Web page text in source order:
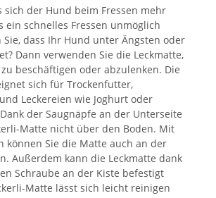
sich der Hund beim Fressen mehr
ein schnelles Fressen unmöglich
Sie, dass Ihr Hund unter Ängsten oder
Dann verwenden Sie die Leckmatte,
beschäftigen oder abzulenken. Die
sich für Trockenfutter,
Leckereien wie Joghurt oder
der Saugnäpfe an der Unterseite
Matte nicht über den Boden. Mit
können Sie die Matte auch an der
Außerdem kann die Leckmatte dank
Schraube an der Kiste befestigt
Matte lässt sich leicht reinigen